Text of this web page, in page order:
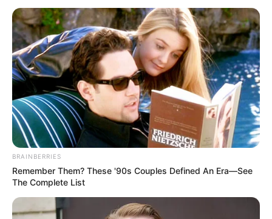
BRAINBERRIES
Remember Them? These '90s Couples Defined An Era—See
The Complete List